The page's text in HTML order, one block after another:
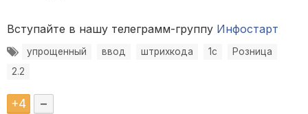
Вступайте в нашу телеграмм-группу Инфостарт
упрощенный ввод штрихкода 1с
Розница
2.2
+4 –